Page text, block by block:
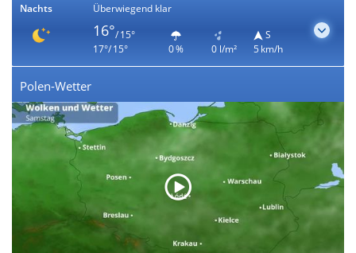
Nachts Überwiegend klar
16°/ 15°
17°/ 15°
0 % 0 l/m²
S
5 km/h
Polen-Wetter